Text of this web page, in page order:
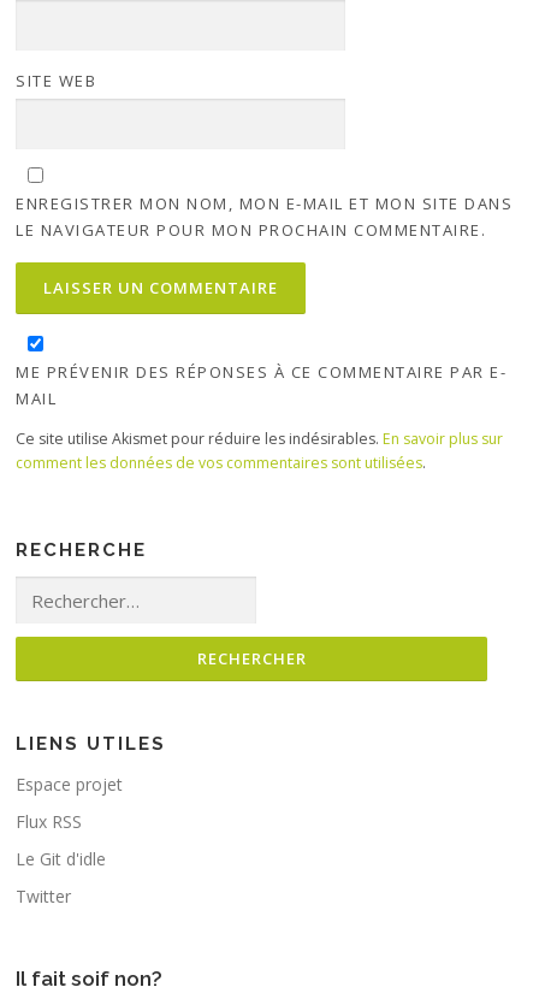
SITE WEB
ENREGISTRER MON NOM, MON E-MAIL ET MON SITE DANS
LE NAVIGATEUR POUR MON PROCHAIN COMMENTAIRE.
ME PRÉVENIR DES RÉPONSES À CE COMMENTAIRE PAR E-
MAIL
Ce site utilise Akismet pour réduire les indésirables.En savoir plus sur
comment les données de vos commentaires sont utilisées.
RECHERCHE
LIENS UTILES
Espace projet
Flux RSS
Le Git d'idle
Twitter
Il fait soif non?